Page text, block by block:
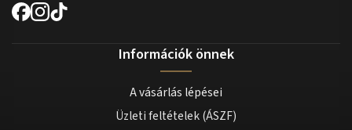
Információk önnek
A vásárlás lépései
Üzleti feltételek (ÁSZF)